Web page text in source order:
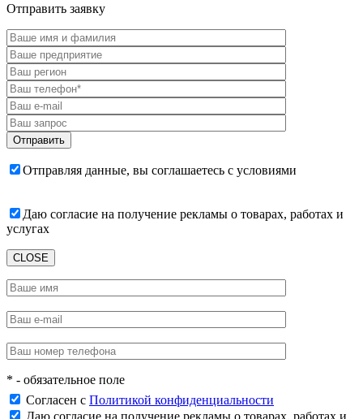
Отправить заявку
Отправляя данные, вы соглашаетесь с условиями
Даю согласие на получение рекламы о товарах, работах и
услугах
CLOSE
* - обязательное поле
Согласен с Политикой конфиденциальности
Даю согласие на получение рекламы о товарах, работах и